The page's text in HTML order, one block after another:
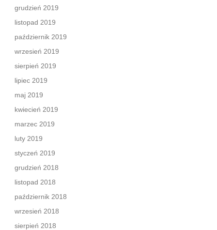
grudzień 2019
listopad 2019
październik 2019
wrzesień 2019
sierpień 2019
lipiec 2019
maj 2019
kwiecień 2019
marzec 2019
luty 2019
styczeń 2019
grudzień 2018
listopad 2018
październik 2018
wrzesień 2018
sierpień 2018